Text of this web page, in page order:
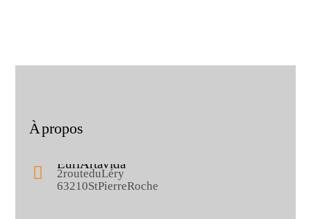
À propos
Eurl Artavida
2 route du Léry
63210 St Pierre Roche